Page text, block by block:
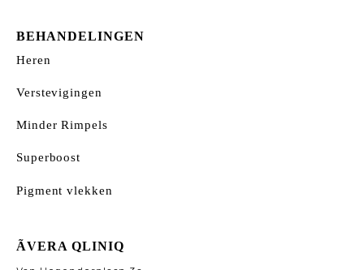
BEHANDELINGEN
Heren
Verstevigingen
Minder Rimpels
Superboost
Pigment vlekken
ÃVERA QLINIQ